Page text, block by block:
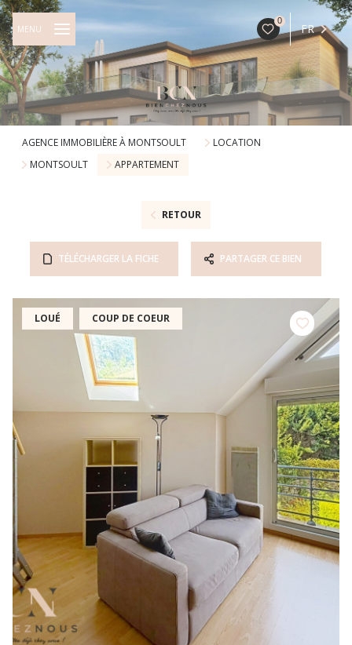
0
FR
MENU
AGENCE IMMOBILIÈRE À MONTSOULT
LOCATION
MONTSOULT
APPARTEMENT
RETOUR
TÉLÉCHARGER LA FICHE PARTAGER CE BIEN
LOUÉ COUP DE COEUR